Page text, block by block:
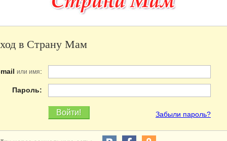
в Страну Мам
или имя:
Пароль:
Забыли пароль?